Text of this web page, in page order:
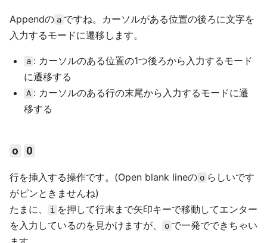
Appendの a ですね。カーソルがある位置の後ろに文字を
入力するモードに遷移します。
a : カーソルのある位置の1つ後ろから入力するモード
に遷移する
A : カーソルのある行の末尾から入力するモードに遷
移する
o O
行を挿入する操作です。(Open blank lineの o らしいです
がピンときませんね)
たまに、
i を押して行末まで矢印キーで移動してエンター
を入力しているのを見かけますが、
o で一発でできちゃい